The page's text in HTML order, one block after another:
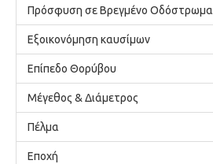
Πρόσφυση σε Βρεγμένο Οδόστρωμα
Εξοικονόμηση καυσίμων
Επίπεδο Θορύβου
Μέγεθος & Διάμετρος
Πέλμα
Εποχή